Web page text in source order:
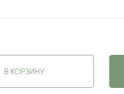
В КОРЗИНУ